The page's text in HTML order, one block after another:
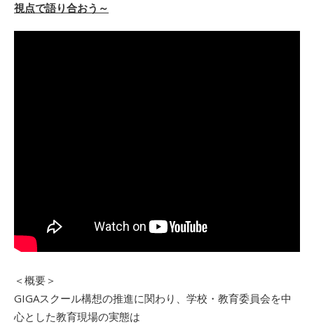
視点で語り合おう～
＜概要＞
GIGAスクール構想の推進に関わり、学校・教育委員会を中
心とした教育現場の実態は